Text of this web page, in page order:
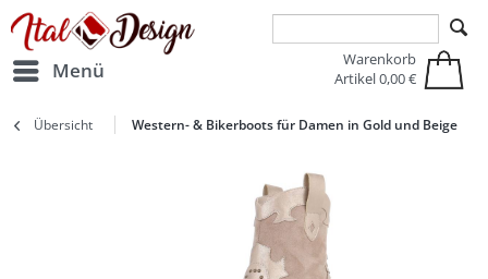
Zur Hauptnavigation springen Zum Hauptinhalt springen
Menü
Warenkorb
Artikel0,00 €
Übersicht Western- & Bikerboots für Damen in Gold und Beige